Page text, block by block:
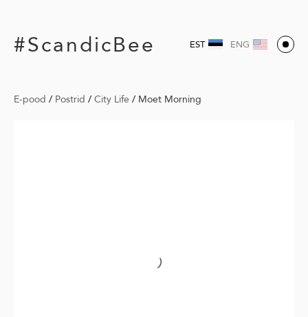
#ScandicBee EST ENG
E-pood / Postrid / City Life / Moet Morning